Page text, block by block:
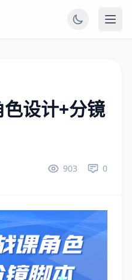
设计+分镜
903 0